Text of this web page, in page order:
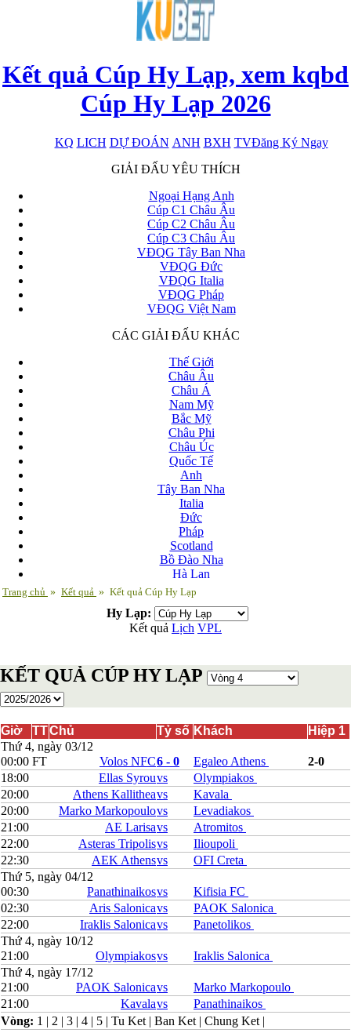
Kết quả Cúp Hy Lạp, xem kqbd
Cúp Hy Lạp 2026
KQ LICH DỰ ĐOÁN ANH BXH TVĐăng Ký Ngay
x
GIẢI ĐẤU YÊU THÍCH
Ngoại Hạng Anh
Cúp C1 Châu Âu
Cúp C2 Châu Âu
Cúp C3 Châu Âu
VĐQG Tây Ban Nha
VĐQG Đức
VĐQG Italia
VĐQG Pháp
VĐQG Việt Nam
CÁC GIẢI ĐẤU KHÁC
Thế Giới
Châu Âu
Châu Á
Nam Mỹ
Bắc Mỹ
Châu Phi
Châu Úc
Quốc Tế
Anh
Tây Ban Nha
Italia
Đức
Pháp
Scotland
Bồ Đào Nha
Hà Lan
Nga
Albania
Andorra
Armenia
Belarus
Bosnia-Herzgovina
Bắc Macedonia
Bỉ
Croatia
Estonia
Georgia
Gibralta
Hungary
Hy Lạp
Iceland
Ireland
Israel
Kazakhstan
Kosovo
Latvia
Liechtenstein
Luxembourg
Malta
Moldova
Montenegro
Na Uy
Phần Lan
Trang chủ » Kết quả » Kết quả Cúp Hy Lạp
Hy Lạp:
Kết quả Lịch VPL
KẾT QUẢ CÚP HY LẠP
Giờ TTChủ Tỷ số Khách
Hiệp 1
Thứ 4, ngày 03/12
00:00 FT Volos NFC6 - 0 Egaleo Athens
2-0
18:00
Ellas Syrouvs
Olympiakos
20:00
Athens Kallitheavs
Kavala
20:00
Marko Markopoulovs
Levadiakos
21:00
AE Larisavs
Atromitos
22:00
Asteras Tripolisvs
Ilioupoli
22:30
AEK Athensvs
OFI Creta
Thứ 5, ngày 04/12
00:30
Panathinaikosvs
Kifisia FC
02:30
Aris Salonicavs
PAOK Salonica
22:00
Iraklis Salonicavs
Panetolikos
Thứ 4, ngày 10/12
21:00
Olympiakosvs
Iraklis Salonica
Thứ 4, ngày 17/12
21:00
PAOK Salonicavs
Marko Markopoulo
21:00
Kavalavs
Panathinaikos
Vòng: 1 | 2 | 3 | 4 | 5 | Tu Ket | Ban Ket | Chung Ket |